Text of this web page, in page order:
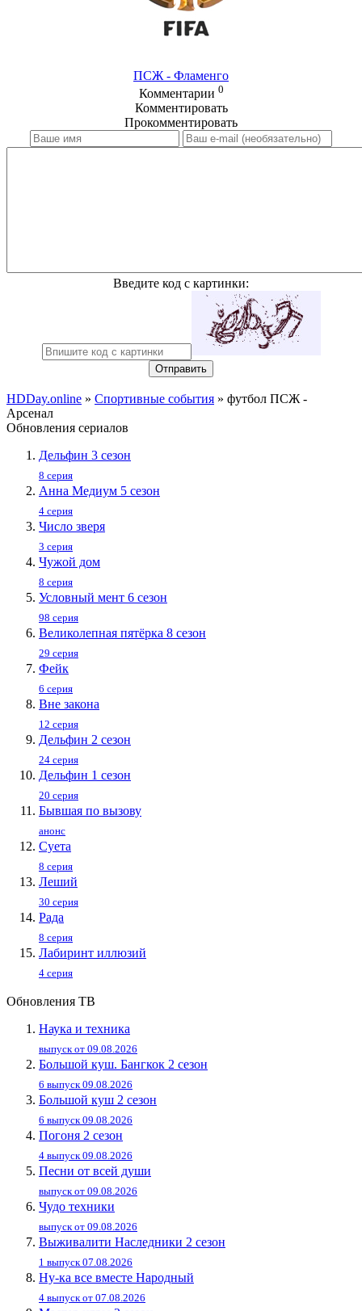
ПСЖ - Фламенго
Комментарии 0
Комментировать
Прокомментировать
Введите код с картинки:
Отправить
HDDay.online » Спортивные события » футбол ПСЖ -
Арсенал
Обновления сериалов
Дельфин 3 сезон
8 серия
Анна Медиум 5 сезон
4 серия
Число зверя
3 серия
Чужой дом
8 серия
Условный мент 6 сезон
98 серия
Великолепная пятёрка 8 сезон
29 серия
Фейк
6 серия
Вне закона
12 серия
Дельфин 2 сезон
24 серия
Дельфин 1 сезон
20 серия
Бывшая по вызову
анонс
Суета
8 серия
Леший
30 серия
Рада
8 серия
Лабиринт иллюзий
4 серия
Обновления ТВ
Наука и техника
выпуск от 09.08.2026
Большой куш. Бангкок 2 сезон
6 выпуск 09.08.2026
Большой куш 2 сезон
6 выпуск 09.08.2026
Погоня 2 сезон
4 выпуск 09.08.2026
Песни от всей души
выпуск от 09.08.2026
Чудо техники
выпуск от 09.08.2026
Выживалити Наследники 2 сезон
1 выпуск 07.08.2026
Ну-ка все вместе Народный
4 выпуск от 07.08.2026